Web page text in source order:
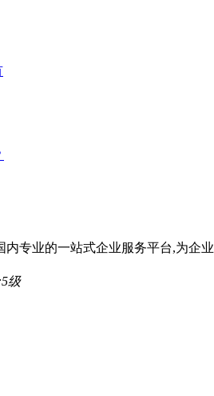
内专业的一站式企业服务平台,为企